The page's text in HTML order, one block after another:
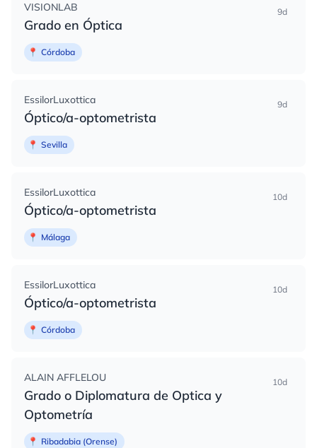
VISIONLAB
Grado en Óptica
9d
📍 Córdoba
EssilorLuxottica
Óptico/a-optometrista
9d
📍 Sevilla
EssilorLuxottica
Óptico/a-optometrista
10d
📍 Málaga
EssilorLuxottica
Óptico/a-optometrista
10d
📍 Córdoba
ALAIN AFFLELOU
Grado o Diplomatura de Optica y
Optometría
10d
📍 Ribadabia (Orense)